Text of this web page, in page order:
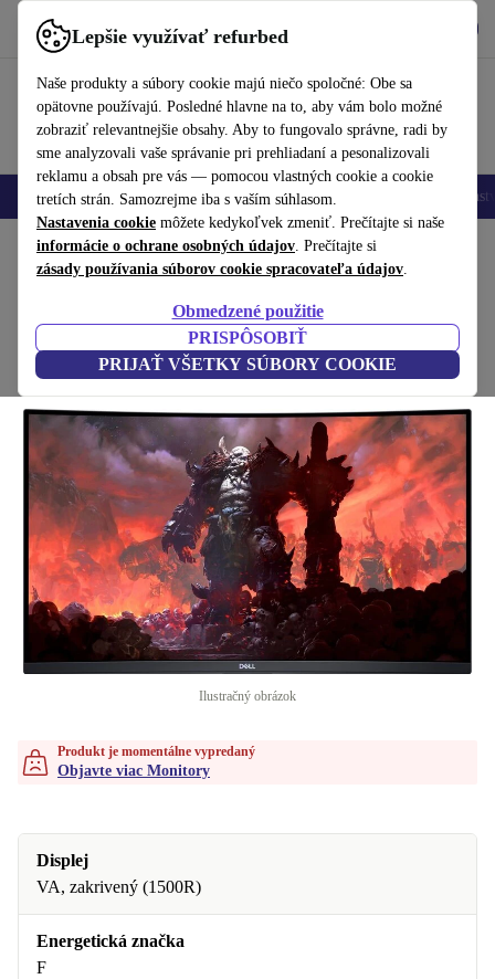
Lepšie využívať refurbed
Naše produkty a súbory cookie majú niečo spoločné: Obe sa
opätovne používajú. Posledné hlavne na to, aby vám bolo možné
zobraziť relevantnejšie obsahy. Aby to fungovalo správne, radi by
sme analyzovali vaše správanie pri prehliadaní a pesonalizovali
reklamu a obsah pre vás — pomocou vlastných cookie a cookie
tretích strán. Samozrejme iba s vaším súhlasom.
Nastavenia cookie môžete kedykoľvek zmeniť. Prečítajte si naše
informácie o ochrane osobných údajov. Prečítajte si
zásady používania súborov cookie spracovateľa údajov.
Obmedzené použitie
PRISPÔSOBIŤ
PRIJAŤ VŠETKY SÚBORY COOKIE
používať refurbed rýchlo a jednoducho
Mobilné telefóny Laptopy Tablety Inteligentné hodinky
Domov Produkty Monitory
Dell S2722DGM | 27-palcový
bez stojana | Čierny
(4 recenzie)
Ilustračný obrázok
Produkt je momentálne vypredaný
Objavte viac Monitory
Displej
VA, zakrivený (1500R)
Energetická značka
F